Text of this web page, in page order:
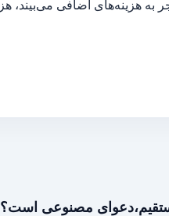
هزینه‌های اضافی می‌بیند،
مصنوعی